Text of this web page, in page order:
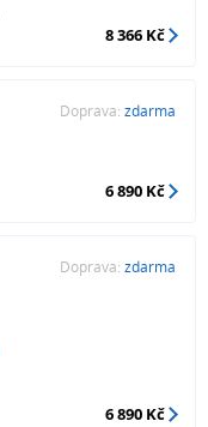
8 366 Kč
Doprava: zdarma
6 890 Kč
Doprava: zdarma
6 890 Kč